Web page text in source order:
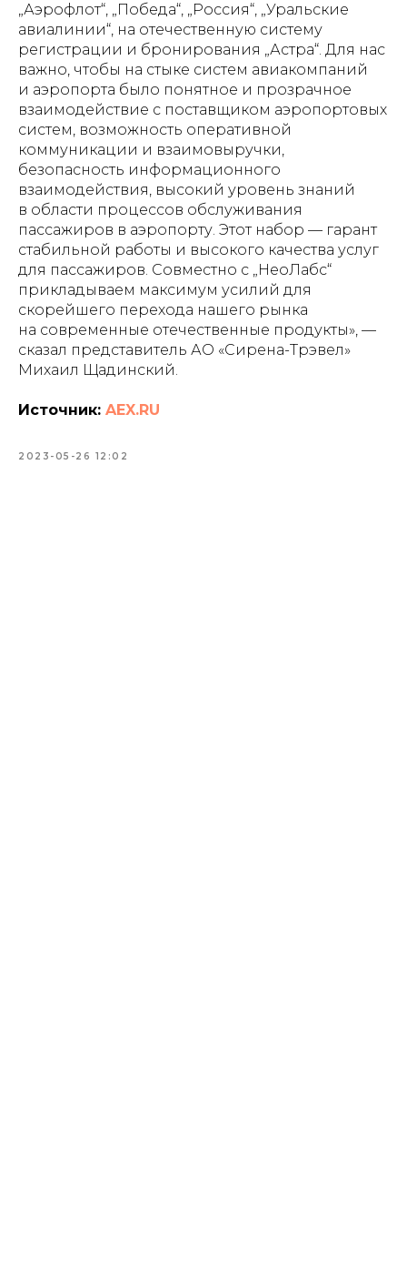
„Аэрофлот“, „Победа“, „Россия“, „Уральские
авиалинии“, на отечественную систему
регистрации и бронирования „Астра“. Для нас
важно, чтобы на стыке систем авиакомпаний
и аэропорта было понятное и прозрачное
взаимодействие с поставщиком аэропортовых
систем, возможность оперативной
коммуникации и взаимовыручки,
безопасность информационного
взаимодействия, высокий уровень знаний
в области процессов обслуживания
пассажиров в аэропорту. Этот набор — гарант
стабильной работы и высокого качества услуг
для пассажиров. Совместно с „НеоЛабс“
прикладываем максимум усилий для
скорейшего перехода нашего рынка
на современные отечественные продукты», —
сказал представитель АО «Сирена-Трэвел»
Михаил Щадинский.
Источник: AEX.RU
2023-05-26 12:02